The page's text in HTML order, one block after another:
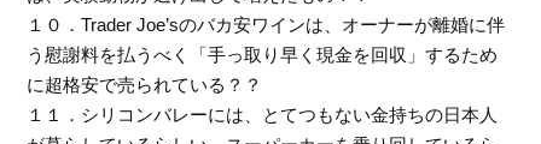
１０．Trader Joe’sのバカ安ワインは、オーナーが離婚に伴
う慰謝料を払うべく「手っ取り早く現金を回収」するため
に超格安で売られている？？
１１．シリコンバレーには、とてつもない金持ちの日本人